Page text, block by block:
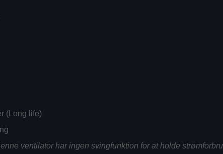
(Long life)
ventilator har ingen svingfunktion for at holde